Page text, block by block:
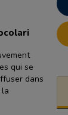
qui se
dans